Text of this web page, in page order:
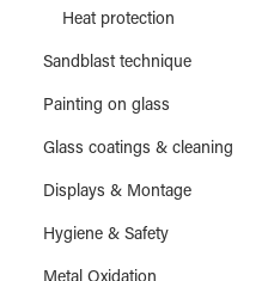
Heat protection
Sandblast technique
Painting on glass
Glass coatings & cleaning
Displays & Montage
Hygiene & Safety